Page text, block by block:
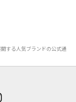
する人気ブランドの公式通